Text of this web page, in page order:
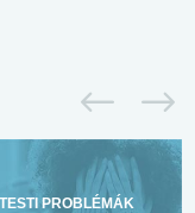
PROBLÉMÁK